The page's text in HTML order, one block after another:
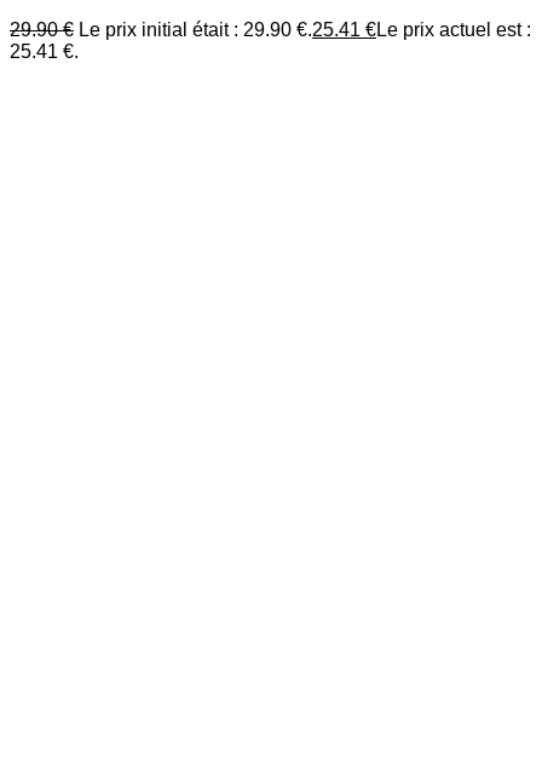
29.90€ Le prix initial était : 29.90 €.25.41 €Le prix actuel est :
25.41 €.